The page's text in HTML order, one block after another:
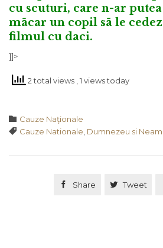
cu scuturi, care n-ar
mãcar un copil sã le
filmul cu daci.
]]>
2 total views , 1 views today
 Category
Cauze Naţionale
 Tags
Cauze Nationale Dumnezeu si
 Share  Tweet